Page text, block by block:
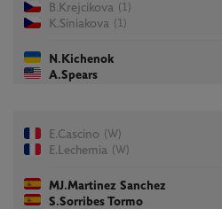
B.Krejcikova (1)
K.Siniakova (1)
N.Kichenok
A.Spears
E.Cascino (W)
E.Lechemia (W)
MJ.Martinez Sanchez
S.Sorribes Tormo